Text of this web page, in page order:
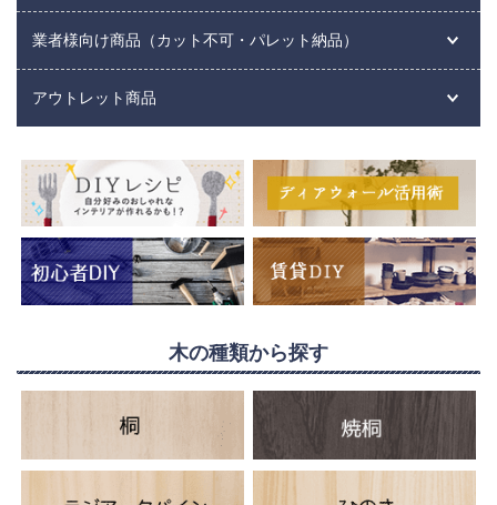
業者様向け商品（カット不可・パレット納品）
アウトレット商品
木の種類から探す